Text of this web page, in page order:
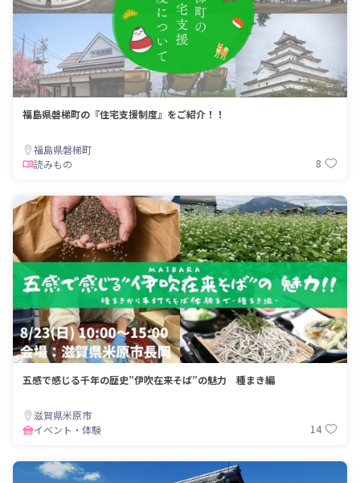
福島県磐梯町の『住宅支援制度』をご紹介！！
福島県磐梯町
読みもの
8
五感で感じる千年の歴史”伊吹在来そば”の魅力 種まき編
滋賀県米原市
イベント・体験
14